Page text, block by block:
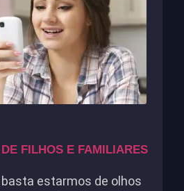
FILHOS E FAMILIARES
estarmos de olhos